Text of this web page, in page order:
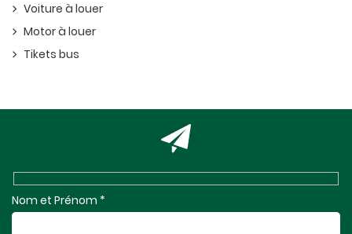
Voiture à louer
Motor à louer
Tikets bus
Nom et Prénom *